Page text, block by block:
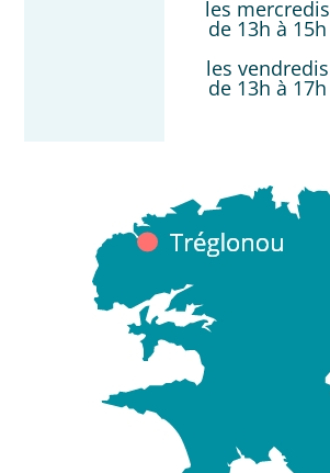
les mercredis
de 13h à 15h
les vendredis
de 13h à 17h